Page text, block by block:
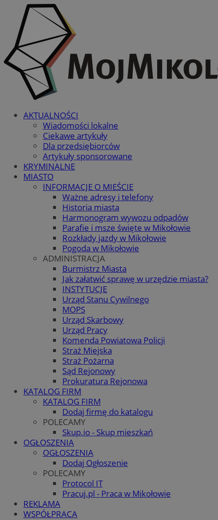
AKTUALNOŚCI
Wiadomości lokalne
Ciekawe artykuły
Dla przedsiębiorców
Artykuły sponsorowane
KRYMINALNE
MIASTO
INFORMACJE O MIEŚCIE
Ważne adresy i telefony
Historia miasta
Harmonogram wywozu odpadów
Parafie i msze święte w Mikołowie
Rozkłady jazdy w Mikołowie
Pogoda w Mikołowie
ADMINISTRACJA
Burmistrz Miasta
Jak załatwić sprawę w urzędzie miasta?
INSTYTUCJE
Urząd Stanu Cywilnego
MOPS
Urząd Skarbowy
Urząd Pracy
Komenda Powiatowa Policji
Straż Miejska
Straż Pożarna
Sąd Rejonowy
Prokuratura Rejonowa
KATALOG FIRM
KATALOG FIRM
Dodaj firmę do katalogu
POLECAMY
Skup.io - Skup mieszkań
OGŁOSZENIA
OGŁOSZENIA
Dodaj Ogłoszenie
POLECAMY
Protocol IT
Pracuj.pl - Praca w Mikołowie
REKLAMA
WSPÓŁPRACA